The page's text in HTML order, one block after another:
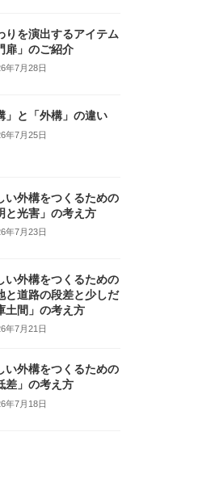
りを演出するアイテム
」のご紹介
年7月28日
」と「外構」の違い
年7月25日
い外構をつくるための
と光害」の考え方
年7月23日
い外構をつくるための
と道路の段差と少しだ
土間」の考え方
年7月21日
い外構をつくるための
差」の考え方
年7月18日